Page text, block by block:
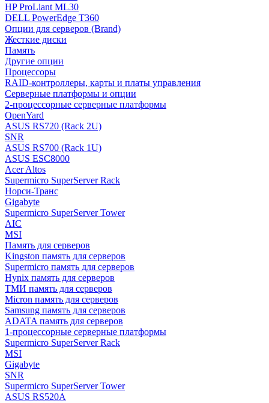
HP ProLiant ML30
DELL PowerEdge T360
Опции для серверов (Brand)
Жесткие диски
Память
Другие опции
Процессоры
RAID-контроллеры, карты и платы управления
Серверные платформы и опции
2-процессорные серверные платформы
OpenYard
ASUS RS720 (Rack 2U)
SNR
ASUS RS700 (Rack 1U)
ASUS ESC8000
Acer Altos
Supermicro SuperServer Rack
Норси-Транс
Gigabyte
Supermicro SuperServer Tower
AIC
MSI
Память для серверов
Kingston память для серверов
Supermicro память для серверов
Hynix память для серверов
ТМИ память для серверов
Micron память для серверов
Samsung память для серверов
ADATA память для серверов
1-процессорные серверные платформы
Supermicro SuperServer Rack
MSI
Gigabyte
SNR
Supermicro SuperServer Tower
ASUS RS520A